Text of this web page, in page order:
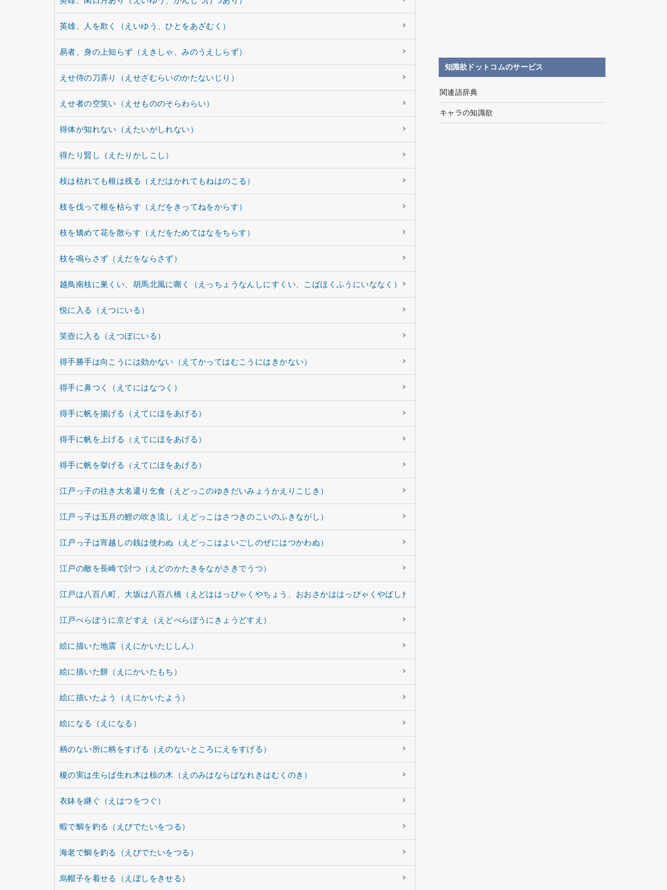
英雄、人を欺く（えいゆう、ひとをあざむく）
易者、身の上知らず（えきしゃ、みのうえしらず）
えせ侍の刀弄り（えせざむらいのかたないじり）
えせ者の空笑い（えせもののそらわらい）
得体が知れない（えたいがしれない）
得たり賢し（えたりかしこし）
枝は枯れても根は残る（えだはかれてもねはのこる）
枝を伐って根を枯らす（えだをきってねをからす）
枝を矯めて花を散らす（えだをためてはなをちらす）
枝を鳴らさず（えだをならさず）
越鳥南枝に巣くい、胡馬北風に嘶く（えっちょうなんしにすくい、こばほくふうにいななく）
悦に入る（えつにいる）
笑壺に入る（えつぼにいる）
得手勝手は向こうには効かない（えてかってはむこうにはきかない）
得手に鼻つく（えてにはなつく）
得手に帆を揚げる（えてにほをあげる）
得手に帆を上げる（えてにほをあげる）
得手に帆を挙げる（えてにほをあげる）
江戸っ子の往き大名還り乞食（えどっこのゆきだいみょうかえりこじき）
江戸っ子は五月の鯉の吹き流し（えどっこはさつきのこいのふきながし）
江戸っ子は宵越しの銭は使わぬ（えどっこはよいごしのぜにはつかわぬ）
江戸の敵を長崎で討つ（えどのかたきをながさきでうつ）
江戸は八百八町、大坂は八百八橋（えどははっぴゃくやちょう、おおさかははっぴゃくやばし）
江戸べらぼうに京どすえ（えどべらぼうにきょうどすえ）
絵に描いた地震（えにかいたじしん）
絵に描いた餅（えにかいたもち）
絵に描いたよう（えにかいたよう）
絵になる（えになる）
柄のない所に柄をすげる（えのないところにえをすげる）
榎の実は生らば生れ木は椋の木（えのみはならばなれきはむくのき）
衣鉢を継ぐ（えはつをつぐ）
蝦で鯛を釣る（えびでたいをつる）
海老で鯛を釣る（えびでたいをつる）
烏帽子を着せる（えぼしをきせる）
知識欲ドットコムのサービス
関連語辞典
キャラの知識欲